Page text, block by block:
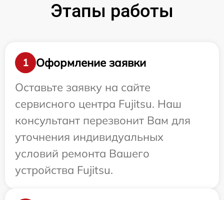
Этапы работы
1
Оформление заявки
Оставьте заявку на сайте
сервисного центра Fujitsu. Наш
консультант перезвонит Вам для
уточнения индивидуальных
условий ремонта Вашего
устройства Fujitsu.